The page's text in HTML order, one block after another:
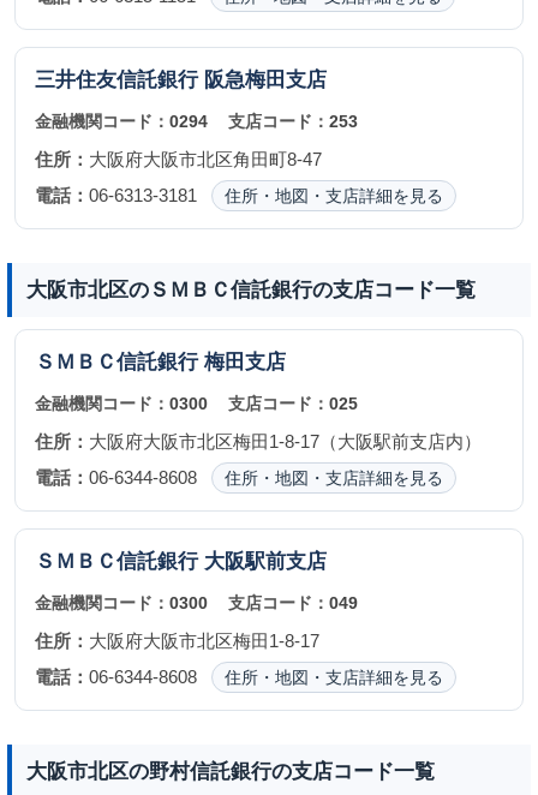
三井住友信託銀行 阪急梅田支店
金融機関コード： 0294 支店コード：253
住所： 大阪府大阪市北区角田町8-47
電話： 06-6313-3181 住所・地図・支店詳細を見る
大阪市北区のＳＭＢＣ信託銀行の支店コード一覧
ＳＭＢＣ信託銀行 梅田支店
金融機関コード： 0300 支店コード：025
住所： 大阪府大阪市北区梅田1-8-17（大阪駅前支店内）
電話： 06-6344-8608 住所・地図・支店詳細を見る
ＳＭＢＣ信託銀行 大阪駅前支店
金融機関コード： 0300 支店コード：049
住所： 大阪府大阪市北区梅田1-8-17
電話： 06-6344-8608 住所・地図・支店詳細を見る
大阪市北区の野村信託銀行の支店コード一覧